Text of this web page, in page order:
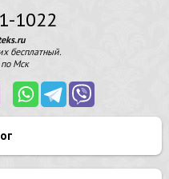
1022
бесплатный.
Мск